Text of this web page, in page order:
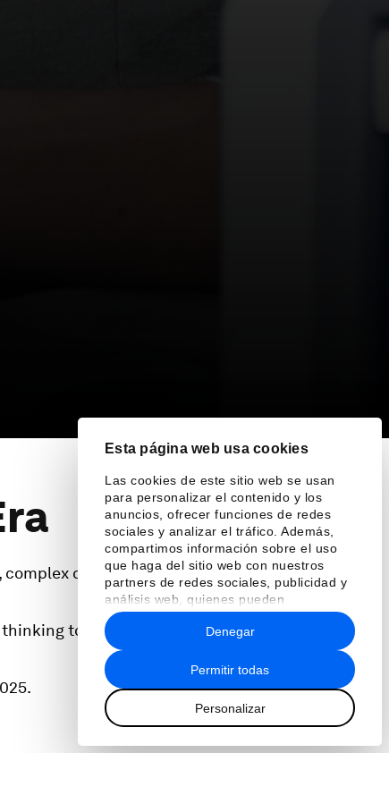
Esta página web usa cookies
Las cookies de este sitio web se usan
para personalizar el contenido y los
anuncios, ofrecer funciones de redes
sociales y analizar el tráfico. Además,
compartimos información sobre el uso
que haga del sitio web con nuestros
partners de redes sociales, publicidad y
análisis web, quienes pueden
combinarla con otra información que les
haya proporcionado o que hayan
recopilado a partir del uso que haya
hecho de sus servicios.
Permitir todas
Personalizar
Denegar
challenges,
to provide